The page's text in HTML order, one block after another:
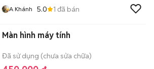
A Khánh 5.0 1 đã bán
Màn hình máy tính
Đã sử dụng (chưa sửa chữa)